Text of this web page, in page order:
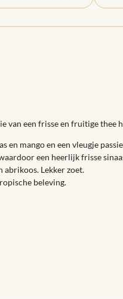
van een frisse en fruitige
en mango en een vleugje
een heerlijk frisse
abrikoos. Lekker zoet.
beleving.